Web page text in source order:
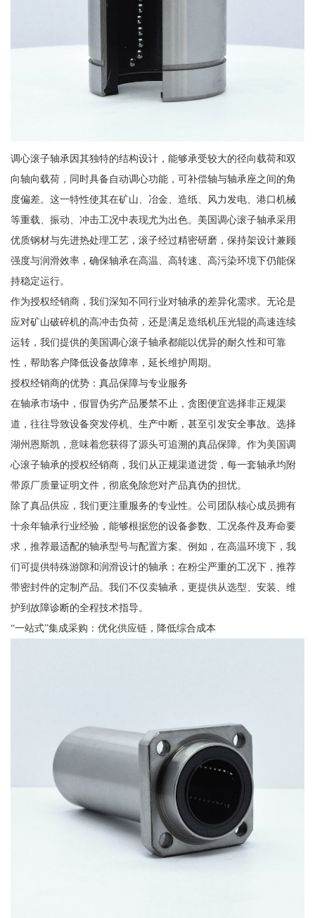
调心滚子轴承因其独特的结构设计，能够承受较大的径向载荷和双
向轴向载荷，同时具备自动调心功能，可补偿轴与轴承座之间的角
度偏差。这一特性使其在矿山、冶金、造纸、风力发电、港口机械
等重载、振动、冲击工况中表现尤为出色。美国调心滚子轴承采用
优质钢材与先进热处理工艺，滚子经过精密研磨，保持架设计兼顾
强度与润滑效率，确保轴承在高温、高转速、高污染环境下仍能保
持稳定运行。
作为授权经销商，我们深知不同行业对轴承的差异化需求。无论是
应对矿山破碎机的高冲击负荷，还是满足造纸机压光辊的高速连续
运转，我们提供的美国调心滚子轴承都能以优异的耐久性和可靠
性，帮助客户降低设备故障率，延长维护周期。
授权经销商的优势：真品保障与专业服务
在轴承市场中，假冒伪劣产品屡禁不止，贪图便宜选择非正规渠
道，往往导致设备突发停机、生产中断，甚至引发安全事故。选择
湖州恩斯凯，意味着您获得了源头可追溯的真品保障。作为美国调
心滚子轴承的授权经销商，我们从正规渠道进货，每一套轴承均附
带原厂质量证明文件，彻底免除您对产品真伪的担忧。
除了真品供应，我们更注重服务的专业性。公司团队核心成员拥有
十余年轴承行业经验，能够根据您的设备参数、工况条件及寿命要
求，推荐最适配的轴承型号与配置方案。例如，在高温环境下，我
们可提供特殊游隙和润滑设计的轴承；在粉尘严重的工况下，推荐
带密封件的定制产品。我们不仅卖轴承，更提供从选型、安装、维
护到故障诊断的全程技术指导。
“一站式”集成采购：优化供应链，降低综合成本